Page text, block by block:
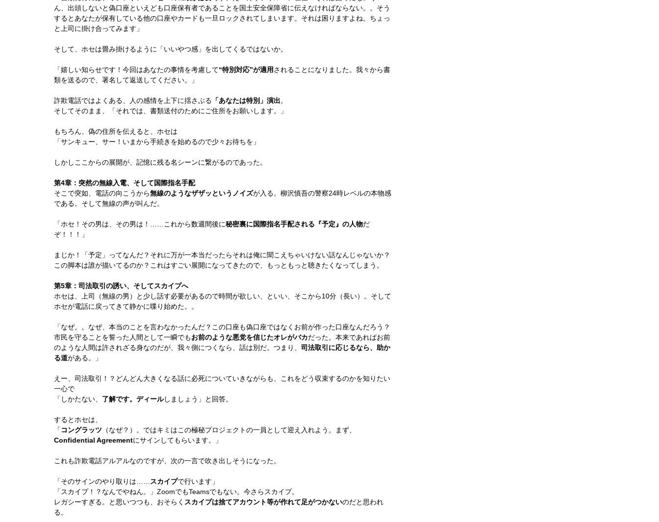
ん、出頭しないと偽口座といえども口座保有者であることを国土安全保障省に伝えなければならない。。そう
するとあなたが保有している他の口座やカードも一旦ロックされてしまいます。それは困りますよね。ちょっ
と上司に掛け合ってみます」
そして、ホセは畳み掛けるように「いいやつ感」を出してくるではないか。
「嬉しい知らせです！今回はあなたの事情を考慮して“特別対応”が適用されることになりました。我々から書
類を送るので、署名して返送してください。」
詐欺電話ではよくある、人の感情を上下に揺さぶる 「あなたは特別」演出。
そしてそのまま、「それでは、書類送付のためにご住所をお願いします。」
もちろん、偽の住所を伝えると、ホセは
「サンキュー、サー！いまから手続きを始めるので少々お待ちを」
しかしここからの展開が、記憶に残る名シーンに繋がるのであった。
第4章：突然の無線入電、そして国際指名手配
そこで突如、電話の向こうから無線のようなザザッというノイズが入る。柳沢慎吾の警察24時レベルの本物感
である。そして無線の声が叫んだ。
「ホセ！その男は、その男は！……これから数週間後に秘密裏に国際指名手配される『予定』の人物だ
ぞ！！！」
まじか！「予定」ってなんだ？それに万が一本当だったらそれは俺に聞こえちゃいけない話なんじゃないか？
この脚本は誰が描いてるのか？これはすごい展開になってきたので、もっともっと聴きたくなってしまう。
第5章：司法取引の誘い、そしてスカイプへ
ホセは、上司（無線の男）と少し話す必要があるので時間が欲しい、といい、そこから10分（長い）。そして
ホセが電話に戻ってきて静かに喋り始めた。。
「なぜ。。なぜ、本当のことを言わなかったんだ？この口座も偽口座ではなくお前が作った口座なんだろう？
市民を守ることを誓った人間として一瞬でもお前のような悪党を信じたオレがバカだった。本来であればお前
のような人間は許されざる身なのだが、我々側につくなら、話は別だ。つまり、 司法取引に応じるなら、助か
る道がある。」
えー、司法取引！？どんどん大きくなる話に必死についていきながらも、これをどう収束するのかを知りたい
一心で
「しかたない、 了解です。ディールしましょう」と回答。
するとホセは、
「 コングラッツ （なぜ？）。ではキミはこの極秘プロジェクトの一員として迎え入れよう。まず、
Confidential Agreementにサインしてもらいます。」
これも詐欺電話アルアルなのですが、次の一言で吹き出しそうになった。
「そのサインのやり取りは…… スカイプで行います」
「スカイプ！？なんでやねん。」ZoomでもTeamsでもない。今さらスカイプ。
レガシーすぎる。と思いつつも、おそらく スカイプは捨てアカウント等が作れて足がつかないのだと思われ
る。